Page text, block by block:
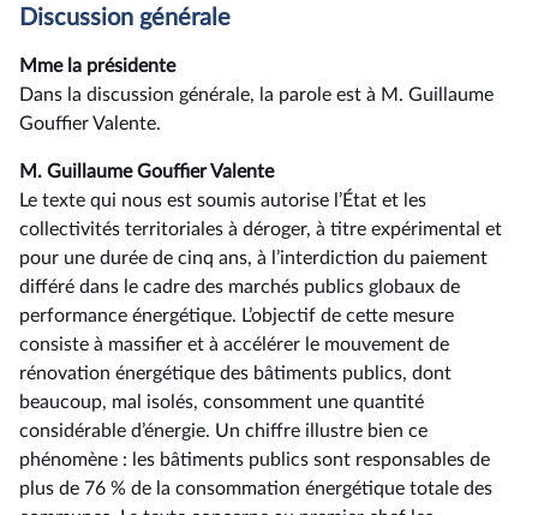
Discussion générale
Mme la présidente
Dans la discussion générale, la parole est à M. Guillaume
Gouffier Valente.
M. Guillaume Gouffier Valente
Le texte qui nous est soumis autorise l’État et les
collectivités territoriales à déroger, à titre expérimental et
pour une durée de cinq ans, à l’interdiction du paiement
différé dans le cadre des marchés publics globaux de
performance énergétique. L’objectif de cette mesure
consiste à massifier et à accélérer le mouvement de
rénovation énergétique des bâtiments publics, dont
beaucoup, mal isolés, consomment une quantité
considérable d’énergie. Un chiffre illustre bien ce
phénomène : les bâtiments publics sont responsables de
plus de 76 % de la consommation énergétique totale des